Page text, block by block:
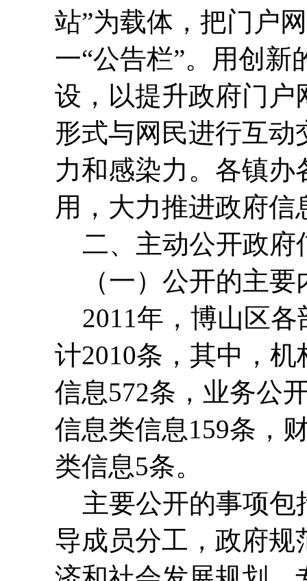
站”为载体，把门户
一“公告栏”。用创
设，以提升政府门户
形式与网民进行互
力和感染力。各镇
用，大力推进政府信
二、主动公开政府
（一）公开的主要
2011年，博山区各
计2010条，其中，
信息572条，业务公
信息类信息159条，
类信息5条。
主要公开的事项包
导成员分工，政府规